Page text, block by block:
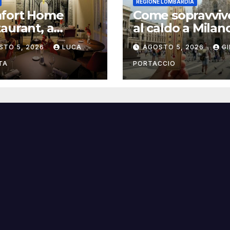
Home
a
il ristorante
in
di
5, 2026 LUCA
REGIONE LOMBARDIA
Come
al caldo a
consigli pratici
AGOSTO 5, 2026
PORTACCIO